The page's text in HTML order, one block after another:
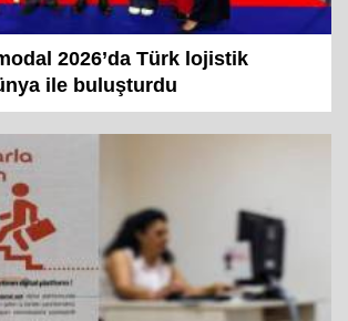
2026’da Türk lojistik
ile buluşturdu